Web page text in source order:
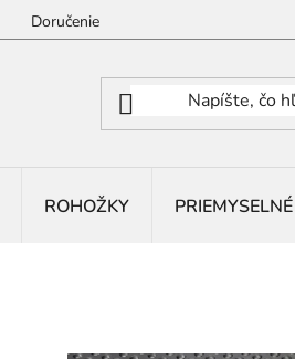
Doručenie
ROHOŽKY